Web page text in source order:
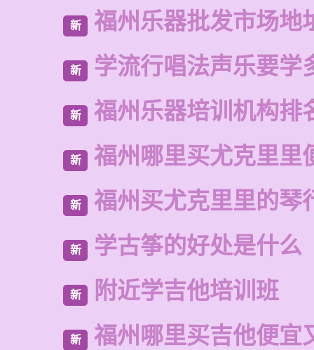
新 福州乐器批发市场地
新 学流行唱法声乐要学
新 福州乐器培训机构排
新 福州哪里买尤克里里
新 福州买尤克里里的琴
新 学古筝的好处是什么
新 附近学吉他培训班
新 福州哪里买吉他便宜